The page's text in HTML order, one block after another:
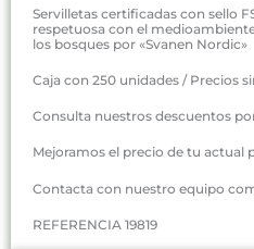
Servilletas certificadas con sello
respetuosa con el
los bosques por «Svanen Nordic»
Caja con 250 unidades / Precios
Consulta nuestros descuentos
Mejoramos el precio de tu actual
Contacta con nuestro equipo
REFERENCIA 19819